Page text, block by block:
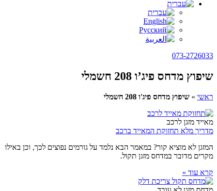
073-2726033
שיפוץ מדחס פיג’ו 208 חשמלי
ראשי » שיפוץ מדחס פיג'ו 208 חשמלי
מאייד מזגן לרכב
מדריך מלא תחזוקת המאייד ברכב
המזגן לא מוציא קור? במאמר הבא נלמד על גורמים נפוצים לכך, וכן באילו
מקרים מדובר במדחס מזגן תקול.
קרא עוד »